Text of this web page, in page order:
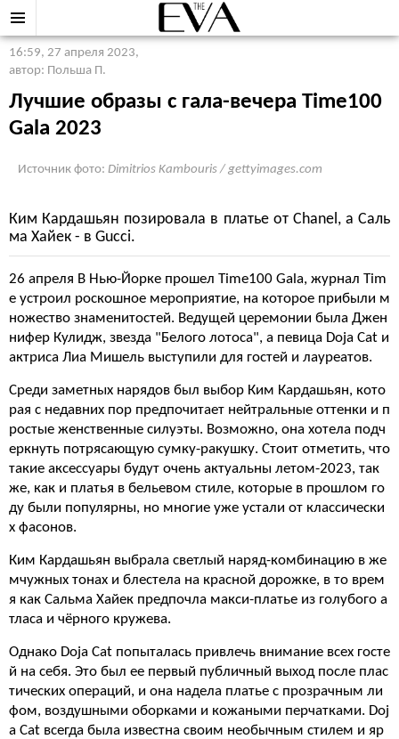
16:59, 27 апреля 2023,
автор: Польша П.
Лучшие образы с гала-вечера Time100
Gala 2023
Источник фото: Dimitrios Kambouris / gettyimages.com
Ким Кардашьян позировала в платье от Chanel, а Саль
ма Хайек - в Gucci.
26 апреля В Нью-Йорке прошел Time100 Gala, журнал Tim
e устроил роскошное мероприятие, на которое прибыли м
ножество знаменитостей. Ведущей церемонии была Джен
нифер Кулидж, звезда "Белого лотоса", а певица Doja Cat и
актриса Лиа Мишель выступили для гостей и лауреатов.
Среди заметных нарядов был выбор Ким Кардашьян, кото
рая с недавних пор предпочитает нейтральные оттенки и п
ростые женственные силуэты. Возможно, она хотела подч
еркнуть потрясающую сумку-ракушку. Стоит отметить, что
такие аксессуары будут очень актуальны летом-2023, так
же, как и платья в бельевом стиле, которые в прошлом го
ду были популярны, но многие уже устали от классически
х фасонов.
Ким Кардашьян выбрала светлый наряд-комбинацию в же
мчужных тонах и блестела на красной дорожке, в то врем
я как Сальма Хайек предпочла макси-платье из голубого а
тласа и чёрного кружева.
Однако Doja Cat попыталась привлечь внимание всех госте
й на себя. Это был ее первый публичный выход после плас
тических операций, и она надела платье с прозрачным ли
фом, воздушными оборками и кожаными перчатками. Doj
a Cat всегда была известна своим необычным стилем и яр